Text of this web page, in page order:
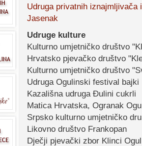
Udruga privatnih
Jasenak
Udruge kulture
Kulturno umjetničko društvo
Hrvatsko pjevačko društvo
Kulturno umjetničko društvo
Udruga Ogulinski festival bajki
Kazališna udruga Đulini cukrli
Matica Hrvatska, Ogranak
Srpsko kulturno umjetničko
Likovno društvo Frankopan
Dječji pjevački zbor Klinci